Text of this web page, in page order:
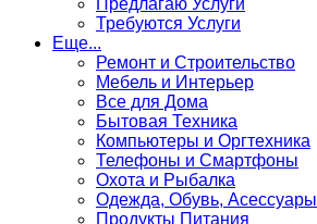
Предлагаю Услуги
Требуются Услуги
Еще...
Ремонт и Строительство
Мебель и Интерьер
Все для Дома
Бытовая Техника
Компьютеры и Оргтехника
Телефоны и Смартфоны
Охота и Рыбалка
Одежда, Обувь, Асессуары
Продукты Питания